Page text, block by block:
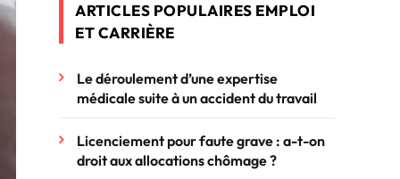
ARTICLES POPULAIRES EMPLOI
ET CARRIÈRE
Le déroulement d’une expertise
médicale suite à un accident du travail
Licenciement pour faute grave : a-t-on
droit aux allocations chômage ?